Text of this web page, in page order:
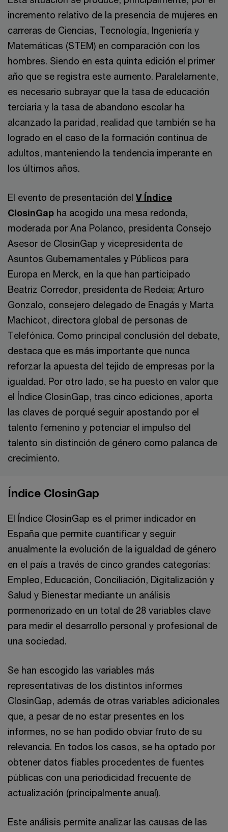
incremento relativo de la presencia de mujeres en
carreras de Ciencias, Tecnología, Ingeniería y
Matemáticas (STEM) en comparación con los
hombres. Siendo en esta quinta edición el primer
año que se registra este aumento. Paralelamente,
es necesario subrayar que la tasa de educación
terciaria y la tasa de abandono escolar ha
alcanzado la paridad, realidad que también se ha
logrado en el caso de la formación continua de
adultos, manteniendo la tendencia imperante en
los últimos años.
El evento de presentación del V Índice
ClosinGap ha acogido una mesa redonda,
moderada por Ana Polanco, presidenta Consejo
Asesor de ClosinGap y vicepresidenta de
Asuntos Gubernamentales y Públicos para
Europa en Merck, en la que han participado
Beatriz Corredor, presidenta de Redeia; Arturo
Gonzalo, consejero delegado de Enagás y Marta
Machicot, directora global de personas de
Telefónica. Como principal conclusión del debate,
destaca que es más importante que nunca
reforzar la apuesta del tejido de empresas por la
igualdad. Por otro lado, se ha puesto en valor que
el Índice ClosinGap, tras cinco ediciones, aporta
las claves de porqué seguir apostando por el
talento femenino y potenciar el impulso del
talento sin distinción de género como palanca de
crecimiento.
Índice ClosinGap
El Índice ClosinGap es el primer indicador en
España que permite cuantificar y seguir
anualmente la evolución de la igualdad de género
en el país a través de cinco grandes categorías:
Empleo, Educación, Conciliación, Digitalización y
Salud y Bienestar mediante un análisis
pormenorizado en un total de 28 variables clave
para medir el desarrollo personal y profesional de
una sociedad.
Se han escogido las variables más
representativas de los distintos informes
ClosinGap, además de otras variables adicionales
que, a pesar de no estar presentes en los
informes, no se han podido obviar fruto de su
relevancia. En todos los casos, se ha optado por
obtener datos fiables procedentes de fuentes
públicas con una periodicidad frecuente de
actualización (principalmente anual).
Este análisis permite analizar las causas de las